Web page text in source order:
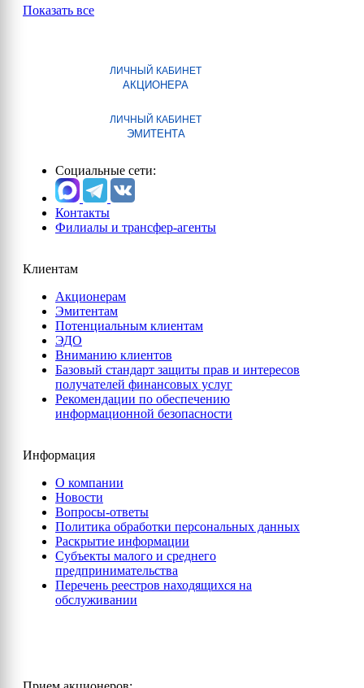
Показать все
ЛИЧНЫЙ КАБИНЕТ
АКЦИОНЕРА
ЛИЧНЫЙ КАБИНЕТ
ЭМИТЕНТА
Социальные сети:
Контакты
Филиалы и трансфер-агенты
Клиентам
Акционерам
Эмитентам
Потенциальным клиентам
ЭДО
Вниманию клиентов
Базовый стандарт защиты прав и интересов
получателей финансовых услуг
Рекомендации по обеспечению
информационной безопасности
Информация
О компании
Новости
Вопросы-ответы
Политика обработки персональных данных
Раскрытие информации
Субъекты малого и среднего
предпринимательства
Перечень реестров находящихся на
обслуживании